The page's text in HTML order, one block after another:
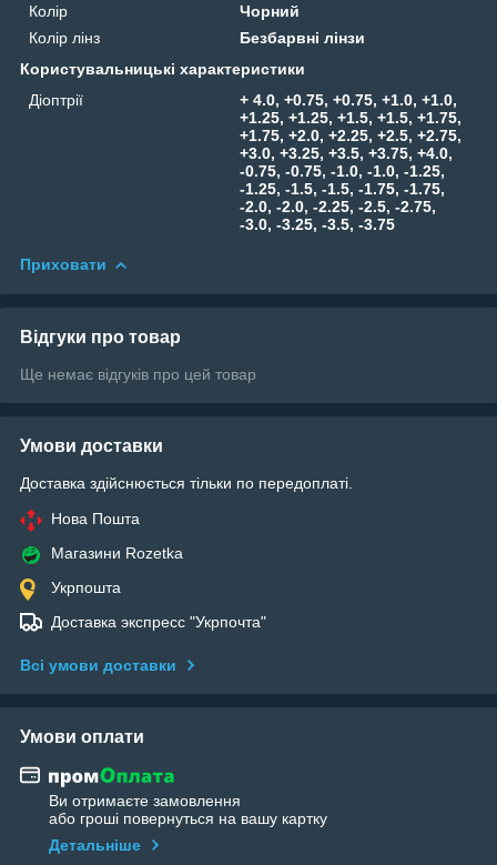
Колір
Чорний
Колір лінз
Безбарвні лінзи
Користувальницькі характеристики
Діоптрії
+ 4.0, +0.75, +0.75, +1.0, +1.0,
+1.25, +1.25, +1.5, +1.5, +1.75,
+1.75, +2.0, +2.25, +2.5, +2.75,
+3.0, +3.25, +3.5, +3.75, +4.0,
-0.75, -0.75, -1.0, -1.0, -1.25,
-1.25, -1.5, -1.5, -1.75, -1.75,
-2.0, -2.0, -2.25, -2.5, -2.75,
-3.0, -3.25, -3.5, -3.75
Приховати
Відгуки про товар
Ще немає відгуків про цей товар
Умови доставки
Доставка здійснюється тільки по передоплаті.
Нова Пошта
Магазини Rozetka
Укрпошта
Доставка экспресс "Укрпочта"
Всі умови доставки
Умови оплати
Ви отримаєте замовлення
або гроші повернуться на вашу картку
Детальніше